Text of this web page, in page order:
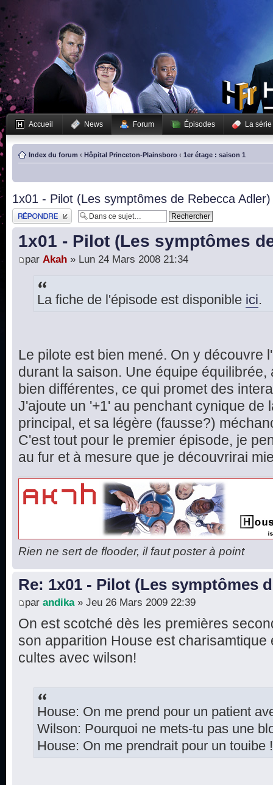
Accueil News Forum Épisodes La série
Index du forum ‹ Hôpital Princeton-Plainsboro ‹ 1er étage : saison 1
1x01 - Pilot (Les symptômes de Rebecca Adler)
Publier une réponse
1x01 - Pilot (Les symptômes
par Akah » Lun 24 Mars 2008 21:34
La fiche de l'épisode est disponible ici.
Le pilote est bien mené. On y découvre
durant la saison. Une équipe
bien différentes, ce qui promet des
J'ajoute un '+1' au penchant cynique de
principal, et sa légère (fausse?)
C'est tout pour le premier épisode, je
au fur et à mesure que je découvrirai
Rien ne sert de flooder, il faut poster à point
Re: 1x01 - Pilot (Les symptômes
par andika» Jeu 26 Mars 2009 22:39
On est scotché dès les premières
son apparition House est
cultes avec wilson!
House: On me prend pour un patient
Wilson: Pourquoi ne mets-tu pas une
House: On me prendrait pour un touibe !